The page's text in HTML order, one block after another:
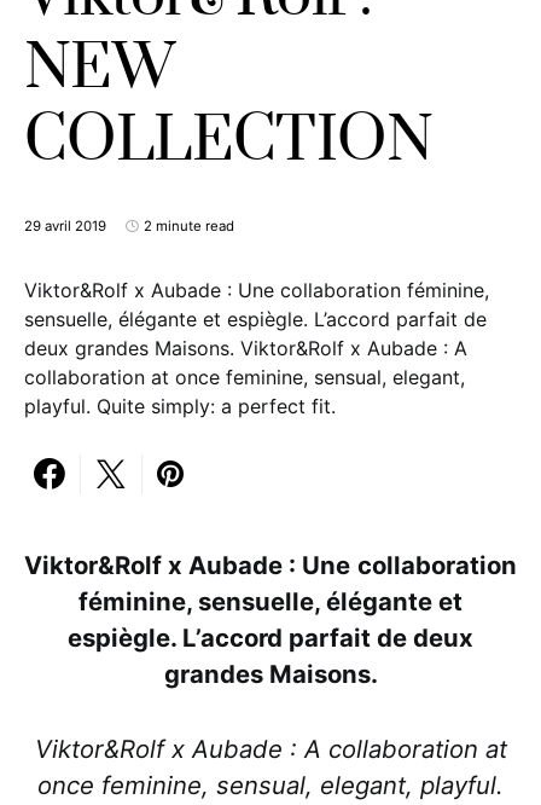
NEW
COLLECTION
29 avril 2019 2 minute read
Viktor&Rolf x Aubade : Une collaboration féminine,
sensuelle, élégante et espiègle. L’accord parfait de
deux grandes Maisons. Viktor&Rolf x Aubade : A
collaboration at once feminine, sensual, elegant,
playful. Quite simply: a perfect fit.
Viktor&Rolf x Aubade : Une collaboration
féminine, sensuelle, élégante et
espiègle. L’accord parfait de deux
grandes Maisons.
Viktor&Rolf x Aubade : A collaboration at
once feminine, sensual, elegant, playful.